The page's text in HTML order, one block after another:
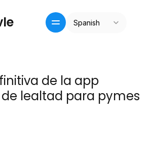
le Spanish
Precios
Pricing
de la app
lealtad para pymes